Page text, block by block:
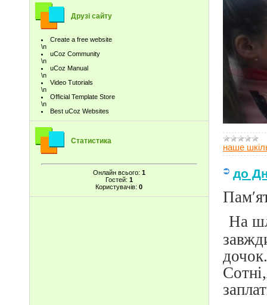
Друзі сайту
Create a free website
\n
uCoz Community
\n
uCoz Manual
\n
Video Tutorials
\n
Official Template Store
\n
Best uCoz Websites
Статистика
Онлайн всього: 1
Гостей: 1
Користувачів:0
наше
до
На
Сотні